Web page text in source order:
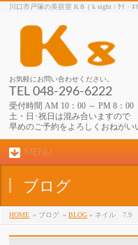
川口市戸塚の美容室 K８ ( k eight / ｹｲ・ｴ
お気軽にお問い合わせください。
TEL 048-296-6222
受付時間 AM 10：00 ～ PM 8：00
土・日･祝日は混み合いますので
早めのご予約をよろしくおねがい
MENU
ブログ
HOME » ブログ »BLOG » ネイル 7.9